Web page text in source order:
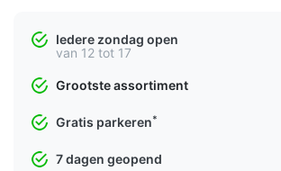
Iedere zondag open
van 12 tot 17
Grootste assortiment
Gratis parkeren*
7 dagen geopend